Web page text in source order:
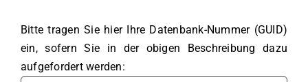
Bitte tragen Sie hier Ihre Datenbank-Nummer (GUID)
ein, sofern Sie in der obigen Beschreibung dazu
aufgefordert werden: